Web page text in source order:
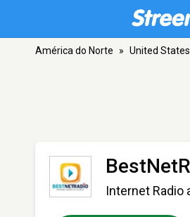
América do Norte » United States
Internet Radio